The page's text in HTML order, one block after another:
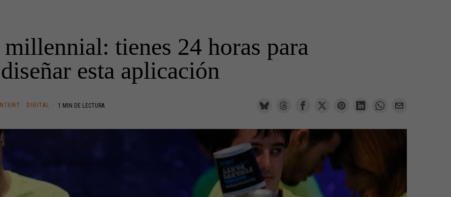
millennial: tienes 24 horas para
diseñar esta aplicación
· DIGITAL 1 MIN DE LECTURA